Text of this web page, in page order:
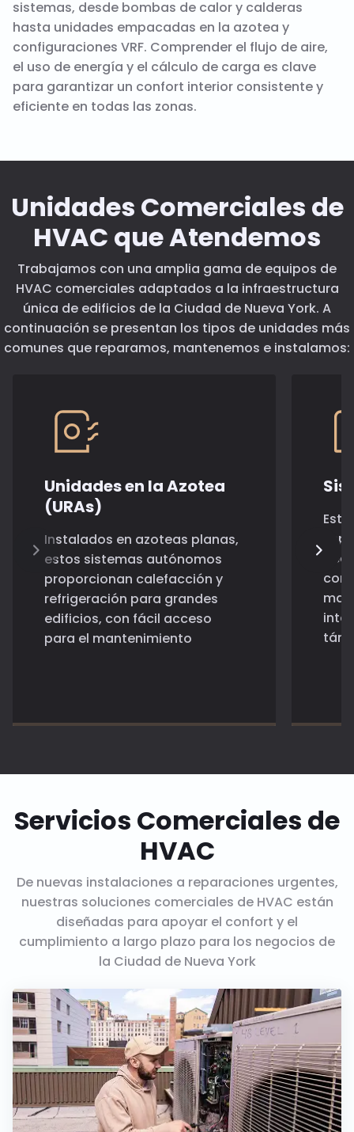
sistemas, desde bombas de calor y calderas
hasta unidades empacadas en la azotea y
configuraciones VRF. Comprender el flujo de aire,
el uso de energía y el cálculo de carga es clave
para garantizar un confort interior consistente y
eficiente en todas las zonas.
Unidades Comerciales de
HVAC que Atendemos
Trabajamos con una amplia gama de equipos de
HVAC comerciales adaptados a la infraestructura
única de edificios de la Ciudad de Nueva York. A
continuación se presentan los tipos de unidades más
comunes que reparamos, mantenemos e instalamos:
Unidades en la Azotea
(URAs)
Instalados en azoteas planas,
estos sistemas autónomos
proporcionan calefacción y
refrigeración para grandes
edificios, con fácil acceso
para el mantenimiento
Servicios Comerciales de
HVAC
De nuevas instalaciones a reparaciones urgentes,
nuestras soluciones comerciales de HVAC están
diseñadas para apoyar el confort y el
cumplimiento a largo plazo para los negocios de
la Ciudad de Nueva York